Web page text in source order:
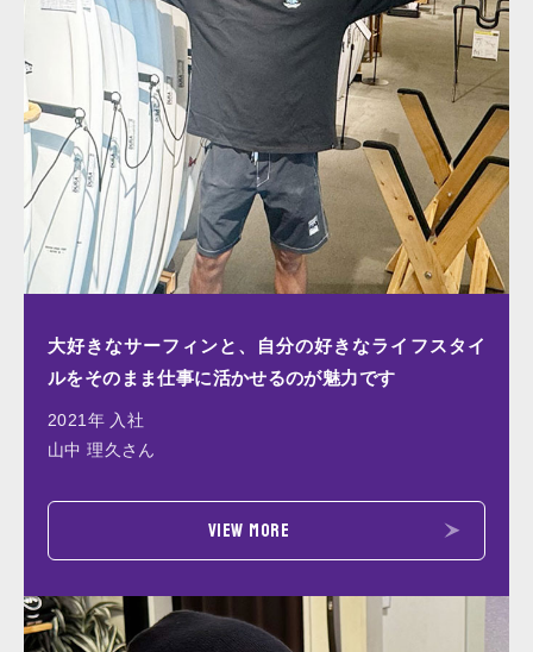
大好きなサーフィンと、自分の好きなライフスタイ
ルをそのまま仕事に活かせるのが魅力です
2021年 入社
山中 理久さん
VIEW MORE